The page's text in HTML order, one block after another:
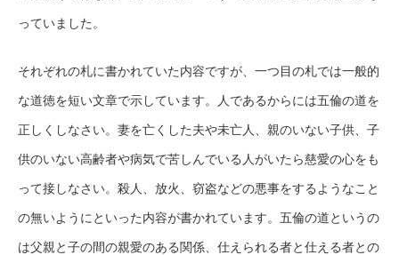
っていました。
それぞれの札に書かれていた内容ですが、一つ目の札では一般的
な道徳を短い文章で示しています。人であるからには五倫の道を
正しくしなさい。妻を亡くした夫や未亡人、親のいない子供、子
供のいない高齢者や病気で苦しんでいる人がいたら慈愛の心をも
って接しなさい。殺人、放火、窃盗などの悪事をするようなこと
の無いようにといった内容が書かれています。五倫の道というの
は父親と子の間の親愛のある関係、仕えられる者と仕える者との